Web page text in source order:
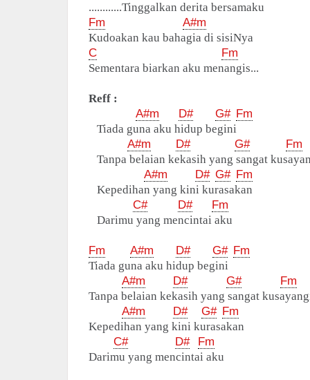
............Tinggalkan derita bersamaku
Fm
A#m
Kudoakan kau bahagia di sisiNya
C
Fm
Sementara biarkan aku menangis...
Reff :
A#m
D# G# Fm
Tiada guna aku hidup begini
A#m
D# G#
Fm
Tanpa belaian kekasih yang sangat
A#m
D# G# Fm
Kepedihan yang kini kurasakan
C#
D#
Fm
Darimu yang mencintai aku
Fm A#m D# G# Fm
Tiada guna aku hidup begini
A#m
D# G#
Fm
Tanpa belaian kekasih yang sangat
A#m
D# G# Fm
Kepedihan yang kini kurasakan
C#
D#
Fm
Darimu yang mencintai aku